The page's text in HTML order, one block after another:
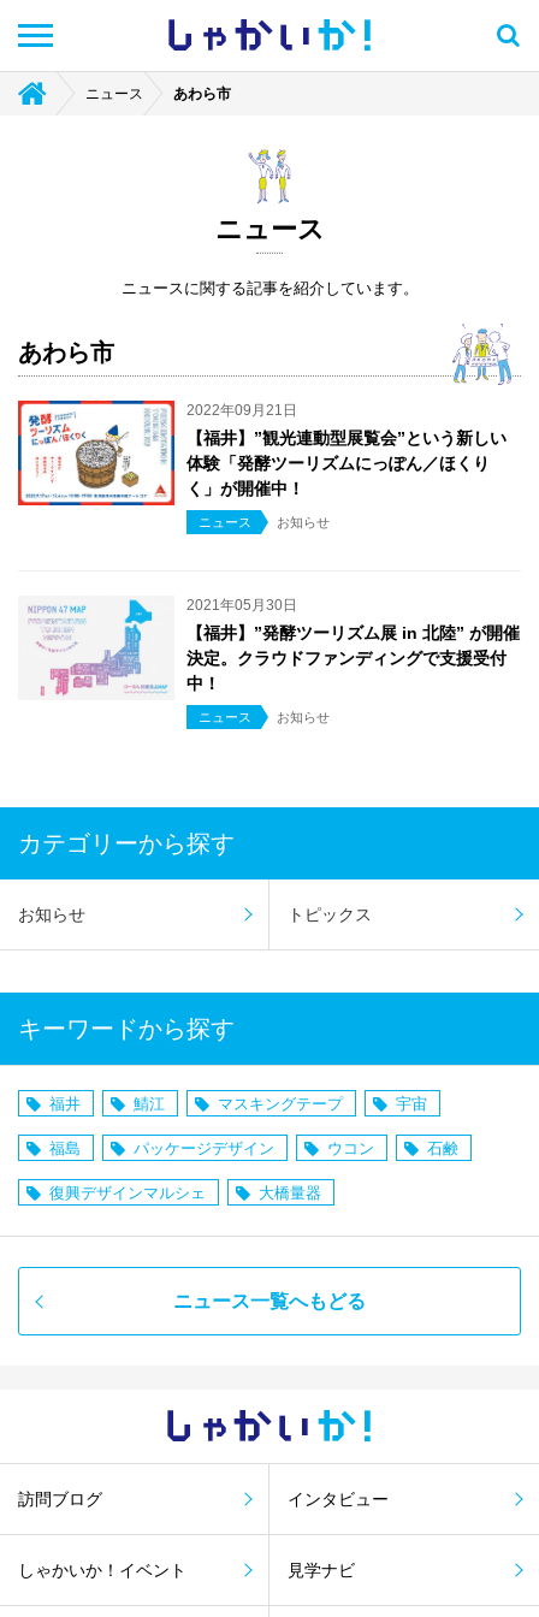
しゃかい か！
ニュース あわら市
ニュース
ニュースに関する記事を紹介しています。
あわら市
2022年09月21日
【福井】”観光連動型展覧会”という新しい
体験「発酵ツーリズムにっぽん／ほくり
く」が開催中！
ニュース お知らせ
2021年05月30日
【福井】”発酵ツーリズム展 in 北陸” が開催
決定。クラウドファンディングで支援受付
中！
ニュース お知らせ
カテゴリーから探す
お知らせ トピックス
キーワードから探す
福井 鯖江 マスキングテープ 宇宙
福島 パッケージデザイン ウコン 石鹸
復興デザインマルシェ 大橋量器
ニュース一覧へもどる
しゃかい か！
訪問ブログ インタビュー
しゃかいか！イベント 見学ナビ